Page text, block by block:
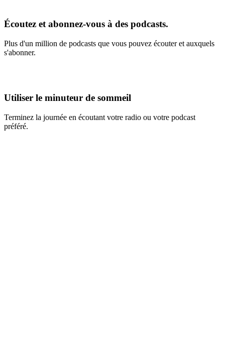
Écoutez et abonnez-vous à des podcasts.
Plus d'un million de podcasts que vous pouvez écouter et auxquels
s'abonner.
Utiliser le minuteur de sommeil
Terminez la journée en écoutant votre radio ou votre podcast
préféré.